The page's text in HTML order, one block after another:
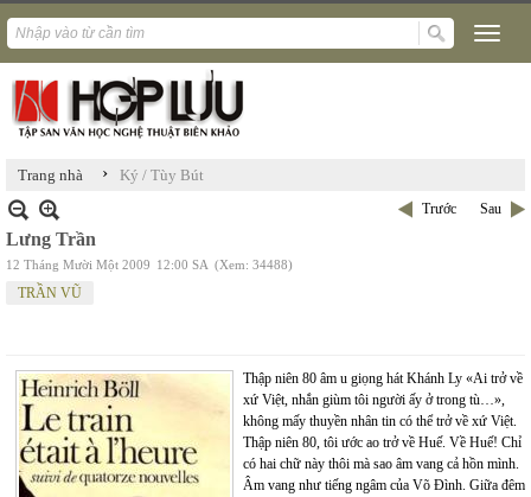
Trang nhà › Ký / Tùy Bút
Trước Sau
Lưng Trần
12 Tháng Mười Một 2009 12:00 SA (Xem: 34488)
TRẦN VŨ
Thập niên 80 âm u giọng hát Khánh Ly «Ai trở về
xứ Việt, nhắn giùm tôi người ấy ở trong tù…»,
không mấy thuyền nhân tin có thể trở về xứ Việt.
Thập niên 80, tôi ước ao trở về Huế. Về Huế! Chỉ
có hai chữ này thôi mà sao âm vang cả hồn mình.
Âm vang như tiếng ngâm của Võ Đình. Giữa đêm